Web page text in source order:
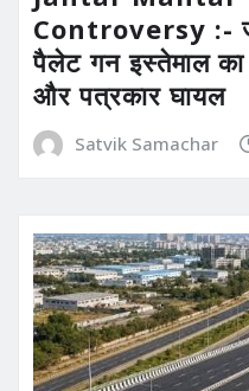
Controversy :-
पैलेट गन इस्तेमाल का
और पत्रकार घायल
Satvik Samachar